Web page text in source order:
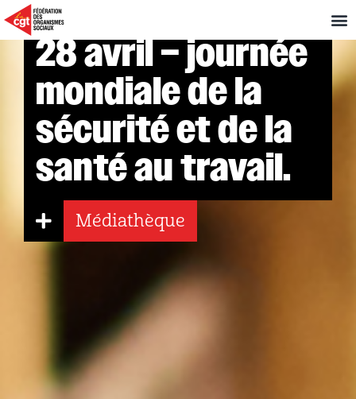
28 avril – journée
mondiale de la
sécurité et de la
santé au travail.
Médiathèque